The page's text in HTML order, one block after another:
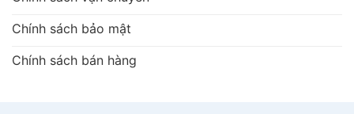
Chính sách bảo mật
Chính sách bán hàng